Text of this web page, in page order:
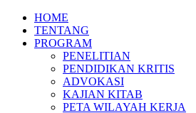
HOME
TENTANG
PROGRAM
PENELITIAN
PENDIDIKAN KRITIS
ADVOKASI
KAJIAN KITAB
PETA WILAYAH KERJA